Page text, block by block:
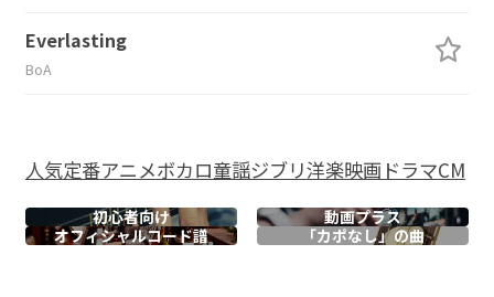
Everlasting
BoA
人気定番アニメボカロ童謡ジブリ洋楽映画ドラマCM
初心者向け
動画プラス
オフィシャルコード譜 「カポなし」の曲